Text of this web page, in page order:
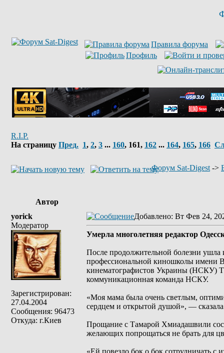
Правила форума
Профиль
R.I.P.
На страницу Пред. 1, 2, 3 ... 160, 161, 162 ... 164, 165, 166
Форум Sat-Digest ->
Автор
yorick
Модератор
Зарегистрирован:
27.04.2004
Сообщения: 96473
Откуда: г.Киев
Добавлено: Вт Фев 24,
Умерла многолетняя редактор
После продолжительной болезни ушла
профессиональной киношколы имени
кинематографистов Украины (НСКУ)
коммуникационная команда НСКУ.
«Моя мама была очень светлым,
сердцем и открытой душой», —
Прощание с Тамарой Хмиадашвили
желающих попрощаться не брать для
«Ей повезло бок о бок сотрудничать с